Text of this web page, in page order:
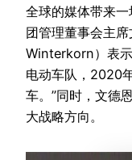
全球的媒体带来
团管理董事会主
Winterkorn）表
电动车队，2020
车。”同时，文德
大战略方向。